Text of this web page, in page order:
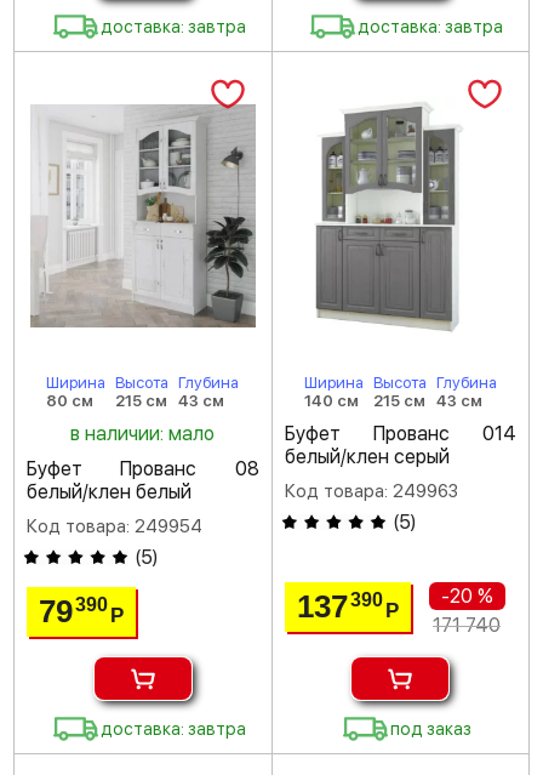
доставка: завтра доставка: завтра
Ширина
80 см
Высота
215 см
Глубина
43 см
в наличии: мало
Буфет Прованс 08
белый/клен белый
Код товара: 249954
(5)
79390Р
доставка: завтра
Ширина
140 см
Высота
215 см
Глубина
43 см
Буфет Прованс 014
белый/клен серый
Код товара: 249963
(5)
137390 Р
-20 %
171 740
под заказ